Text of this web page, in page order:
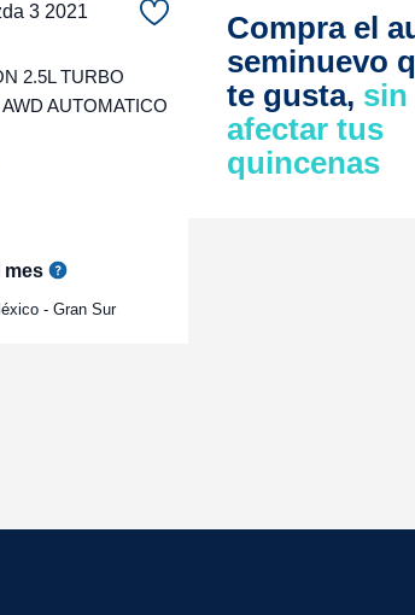
3 2021
2.5L TURBO
AUTOMATICO
mes
- Gran Sur
Compra el
seminuevo
te gusta, sin
afectar tus
quincenas